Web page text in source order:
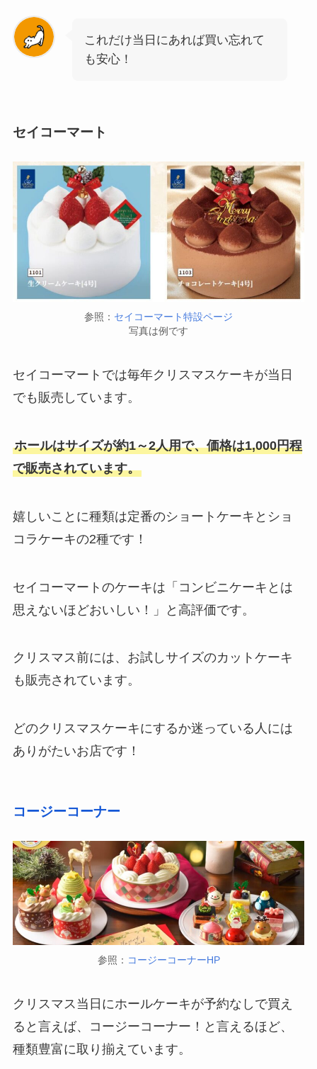
これだけ当日にあれば買い忘れて
も安心！
セイコーマート
参照： セイコーマート特設ページ
写真は例です
セイコーマートでは毎年クリスマスケーキが当日
でも販売しています。
ホールはサイズが約1～2人用で、価格は1,000円程
で販売されています。
嬉しいことに種類は定番のショートケーキとショ
コラケーキの2種です！
セイコーマートのケーキは「コンビニケーキとは
思えないほどおいしい！」と高評価です。
クリスマス前には、お試しサイズのカットケーキ
も販売されています。
どのクリスマスケーキにするか迷っている人には
ありがたいお店です！
コージーコーナー
参照： コージーコーナーHP
クリスマス当日にホールケーキが予約なしで買え
ると言えば、コージーコーナー！と言えるほど、
種類豊富に取り揃えています。